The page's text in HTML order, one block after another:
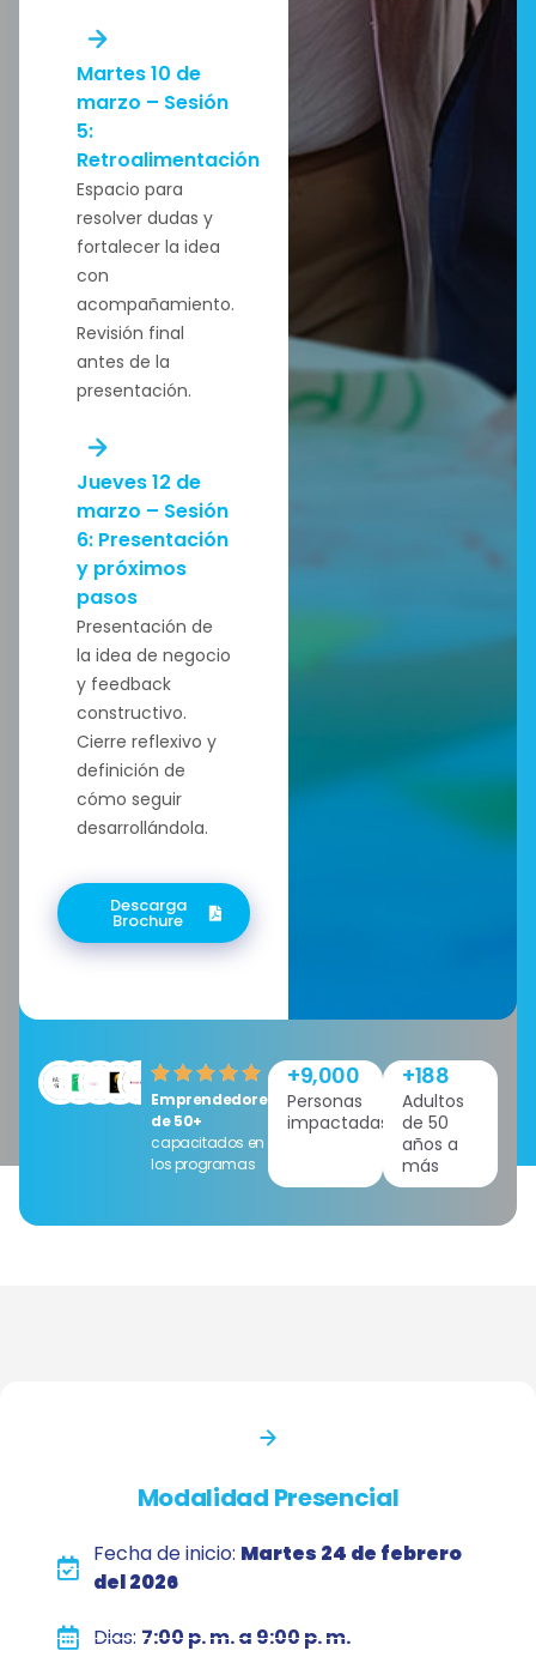
Martes 10 de
marzo – Sesión
5:
Retroalimentación
Espacio para
resolver dudas y
fortalecer la idea
con
acompañamiento.
Revisión final
antes de la
presentación.
Jueves 12 de
marzo – Sesión
6: Presentación
y próximos
pasos
Presentación de
la idea de negocio
y feedback
constructivo.
Cierre reflexivo y
definición de
cómo seguir
desarrollándola.
Descarga
Brochure
Emprendedores
de 50+
capacitados en
los programas
Personas
impactadas
+9,000
Adultos
de 50
años a
más
+188
Modalidad Presencial
Fecha de inicio: Martes 24 de febrero
del 2026
Dias: 7:00 p. m. a 9:00 p. m.